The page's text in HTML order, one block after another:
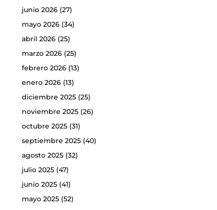
junio 2026(27)
mayo 2026(34)
abril 2026(25)
marzo 2026(25)
febrero 2026(13)
enero 2026(13)
diciembre 2025(25)
noviembre 2025(26)
octubre 2025(31)
septiembre 2025(40)
agosto 2025(32)
julio 2025(47)
junio 2025(41)
mayo 2025(52)